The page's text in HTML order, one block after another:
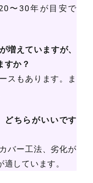
〜30年が目安で
増えていますが、
すか？
スもあります。ま
どちらがいいです
バー工法、劣化が
しています。